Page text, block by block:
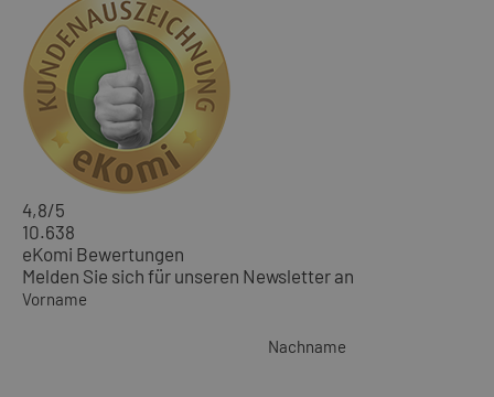
4,8/5
10.638
eKomi Bewertungen
Melden Sie sich für unseren Newsletter an
Vorname
Nachname